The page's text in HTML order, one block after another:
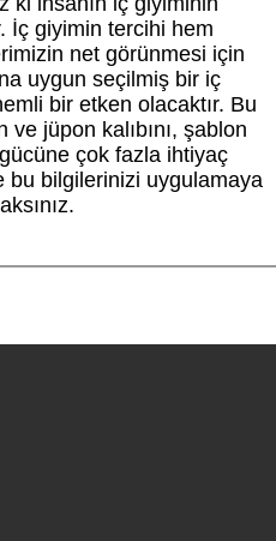
İç giyimin tercihi hem
net görünmesi için
uygun seçilmiş bir iç
bir etken olacaktır. Bu
jüpon kalıbını, şablon
çok fazla ihtiyaç
bu bilgilerinizi uygulamaya